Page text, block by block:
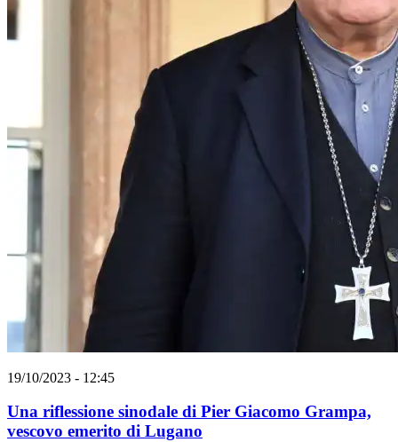
19/10/2023 - 12:45
Una riflessione sinodale di Pier Giacomo Grampa,
vescovo emerito di Lugano